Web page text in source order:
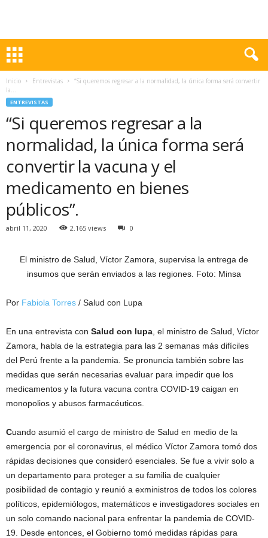
Inicio Entrevistas
“Si queremos regresar a la normalidad, la única forma será convertir
la...
ENTREVISTAS
“Si queremos regresar a la
normalidad, la única forma será
convertir la vacuna y el
medicamento en bienes
públicos”.
abril 11, 2020 2.165 views 0
El ministro de Salud, Víctor Zamora, supervisa la entrega de
insumos que serán enviados a las regiones. Foto: Minsa
Por Fabiola Torres / Salud con Lupa
En una entrevista con Salud con lupa , el ministro de Salud, Víctor
Zamora, habla de la estrategia para las 2 semanas más difíciles
del Perú frente a la pandemia. Se pronuncia también sobre las
medidas que serán necesarias evaluar para impedir que los
medicamentos y la futura vacuna contra COVID-19 caigan en
monopolios y abusos farmacéuticos.
Cuando asumió el cargo de ministro de Salud en medio de la
emergencia por el coronavirus, el médico Víctor Zamora tomó dos
rápidas decisiones que consideró esenciales. Se fue a vivir solo a
un departamento para proteger a su familia de cualquier
posibilidad de contagio y reunió a exministros de todos los colores
políticos, epidemiólogos, matemáticos e investigadores sociales en
un solo comando nacional para enfrentar la pandemia de COVID-
19. Desde entonces, el Gobierno tomó medidas rápidas para